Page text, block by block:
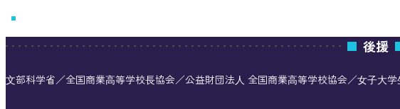
後援
⽂部科学省／全国商業⾼等学校⻑協会／公益財団法⼈ 全国商業⾼等学校協会／⼥⼦⼤